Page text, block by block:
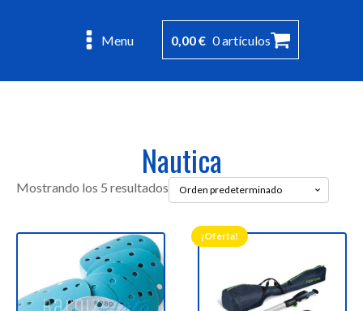
Menu 0,00€ 0 artículos
Nautica
Mostrando los 5 resultados
múltiples
¡Oferta!